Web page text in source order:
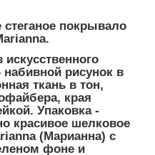
покрывало
рисунок в
ткань в тон,
края
Упаковка -
красивое шелковое
(Марианна) с
фоне и